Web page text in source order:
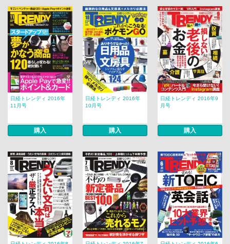
日経トレンディ 2016年
11月号
購入
日経トレンディ 2016年
10月号
購入
日経トレンディ 2016年9
月号
購入